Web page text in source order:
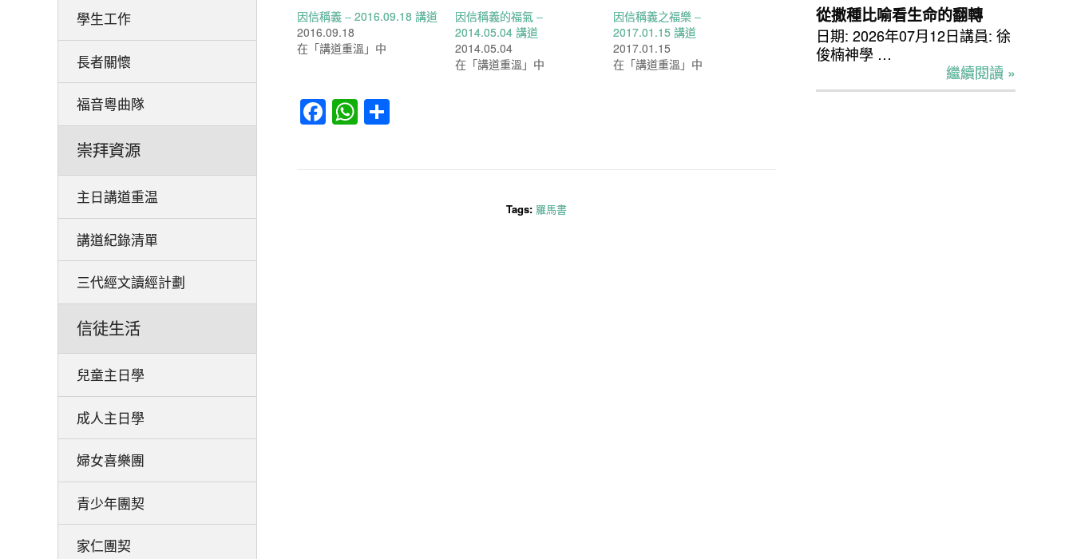
學生工作
長者關懷
福音粵曲隊
崇拜資源
主日講道重温
講道紀錄清單
三代經文讀經計劃
信徒生活
兒童主日學
成人主日學
婦女喜樂團
青少年團契
家仁團契
因信稱義 – 2016.09.18 講道
2016.09.18
在「講道重溫」中
因信稱義的福氣 –
2014.05.04 講道
2014.05.04
在「講道重溫」中
因信稱義之福樂 –
2017.01.15 講道
2017.01.15
在「講道重溫」中
Facebook
WhatsApp
Tags: 羅馬書
從撒種比喻看生命的翻轉
日期: 2026年07月12日講員: 徐
俊楠神學 …
繼續閱讀 »